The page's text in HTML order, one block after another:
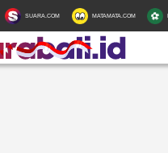
SUARA.COM MATAMATA.COM